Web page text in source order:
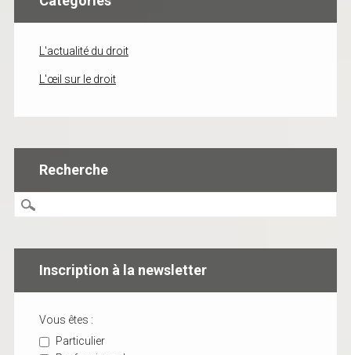
L'actualité du droit
L'œil sur le droit
Recherche
Inscription à la newsletter
Vous êtes :
Particulier